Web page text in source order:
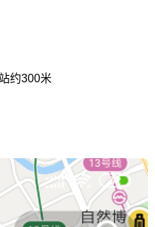
约300米